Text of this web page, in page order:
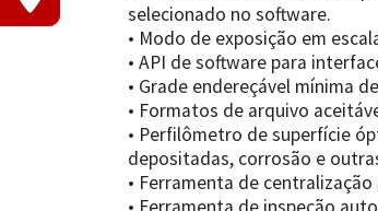
selecionado no software.
• Modo de exposição em
• API de software para
• Grade endereçável mínima
• Formatos de arquivo
• Perfilômetro de superfície
depositadas, corrosão e
• Ferramenta de